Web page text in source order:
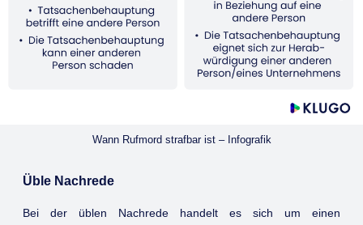
Wann Rufmord strafbar ist – Infografik
Üble Nachrede
Bei der üblen Nachrede handelt es sich um einen